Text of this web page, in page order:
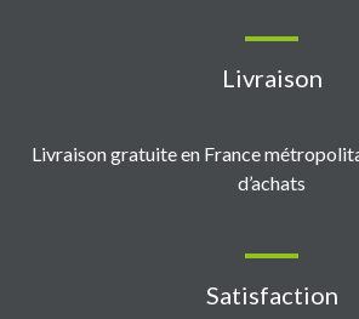
Livraison
Livraison gratuite en France
d’achats
Satisfaction